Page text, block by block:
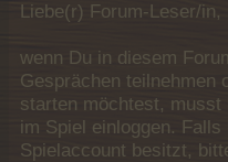
Liebe(r) Forum-Leser/in,
wenn Du in diesem
Gesprächen teilnehmen
starten möchtest,
im Spiel einloggen. Falls
Spielaccount besitzt,